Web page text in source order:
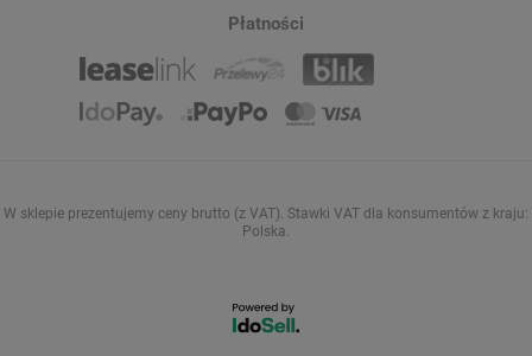
Płatności
W sklepie prezentujemy ceny brutto (z VAT). Stawki VAT dla konsumentów z kraju:
Polska.